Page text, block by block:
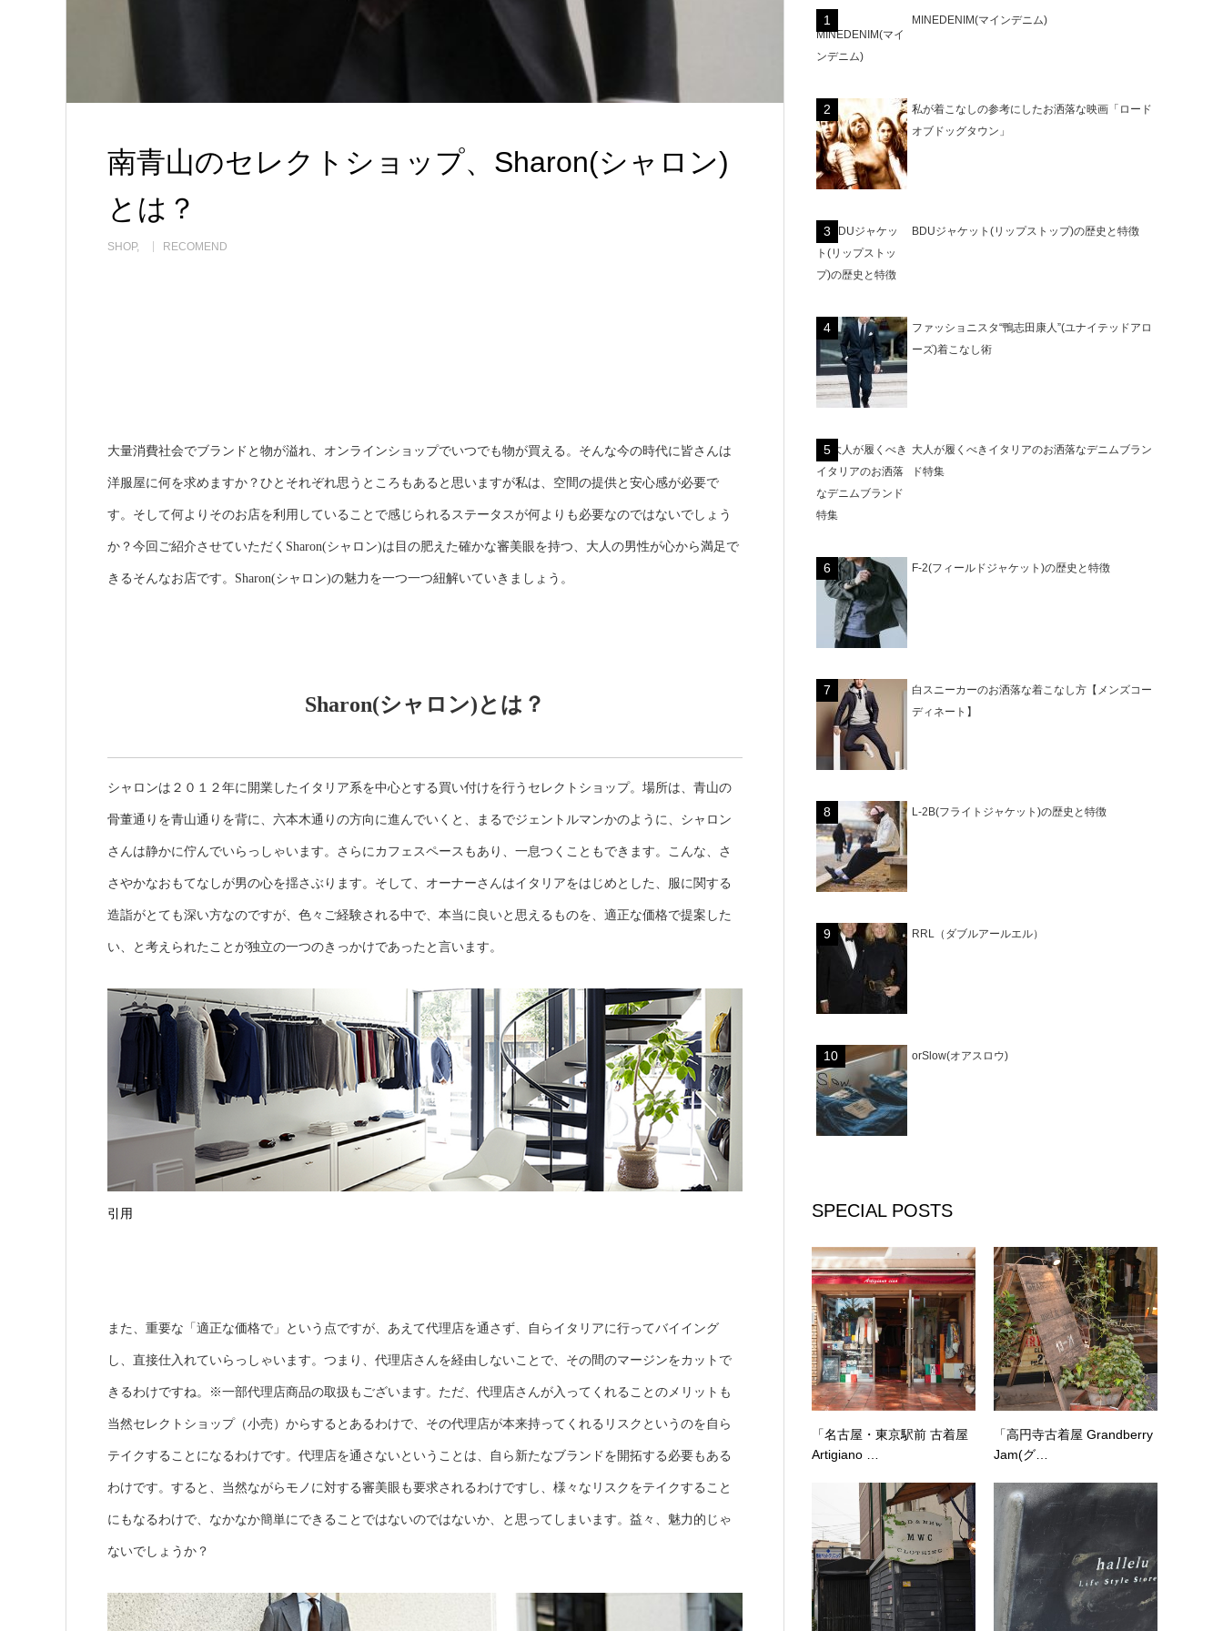
南青山のセレクトショップ、Sharon(シャロン)
とは？
SHOP RECOMEND
大量消費社会でブランドと物が溢れ、オンラインショップでいつでも物が買える。そんな今の時代に皆さんは
洋服屋に何を求めますか？ひとそれぞれ思うところもあると思いますが私は、空間の提供と安心感が必要で
す。そして何よりそのお店を利用していることで感じられるステータスが何よりも必要なのではないでしょう
か？今回ご紹介させていただくSharon(シャロン)は目の肥えた確かな審美眼を持つ、大人の男性が心から満足で
きるそんなお店です。Sharon(シャロン)の魅力を一つ一つ紐解いていきましょう。
Sharon(シャロン)とは？
シャロンは２０１２年に開業したイタリア系を中心とする買い付けを行うセレクトショップ。場所は、青山の
骨董通りを青山通りを背に、六本木通りの方向に進んでいくと、まるでジェントルマンかのように、シャロン
さんは静かに佇んでいらっしゃいます。さらにカフェスペースもあり、一息つくこともできます。こんな、さ
さやかなおもてなしが男の心を揺さぶります。そして、オーナーさんはイタリアをはじめとした、服に関する
造詣がとても深い方なのですが、色々ご経験される中で、本当に良いと思えるものを、適正な価格で提案した
い、と考えられたことが独立の一つのきっかけであったと言います。
引用
また、重要な「適正な価格で」という点ですが、あえて代理店を通さず、自らイタリアに行ってバイイング
し、直接仕入れていらっしゃいます。つまり、代理店さんを経由しないことで、その間のマージンをカットで
きるわけですね。※一部代理店商品の取扱もございます。ただ、代理店さんが入ってくれることのメリットも
当然セレクトショップ（小売）からするとあるわけで、その代理店が本来持ってくれるリスクというのを自ら
テイクすることになるわけです。代理店を通さないということは、自ら新たなブランドを開拓する必要もある
わけです。すると、当然ながらモノに対する審美眼も要求されるわけですし、様々なリスクをテイクすること
にもなるわけで、なかなか簡単にできることではないのではないか、と思ってしまいます。 益々、魅力的じゃ
ないでしょうか？
MINEDENIM(マインデニム)
私が着こなしの参考にしたお洒落な映画「ロード
オブドッグタウン」
BDUジャケット(リップストップ)の歴史と特徴
ファッショニスタ“鴨志田康人”(ユナイテッドアロ
ーズ)着こなし術
大人が履くべきイタリアのお洒落なデニムブラン
ド特集
F-2(フィールドジャケット)の歴史と特徴
白スニーカーのお洒落な着こなし方【メンズコー
ディネート】
L-2B(フライトジャケット)の歴史と特徴
RRL（ダブルアールエル）
orSlow(オアスロウ)
SPECIAL POSTS
「名古屋・東京駅前 古着屋
Artigiano …
「高円寺古着屋 Grandberry
Jam(グ…